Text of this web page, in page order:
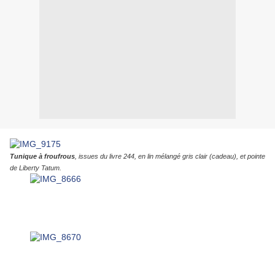
Tunique à froufrous , issues du livre 244, en lin mélangé gris clair (cadeau), et pointe
de Liberty Tatum.